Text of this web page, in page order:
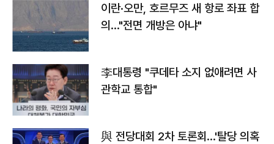
이란·오만, 호르무즈 새 항로 좌표 합
의…"전면 개방은 아냐"
李대통령 "쿠데타 소지 없애려면 사
관학교 통합"
與 전당대회 2차 토론회…'탈당 의혹